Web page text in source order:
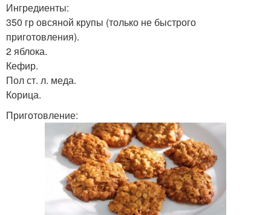
Ингредиенты:
350 гр овсяной крупы (только не быстрого
приготовления).
2 яблока.
Кефир.
Пол ст. л. меда.
Корица.
Приготовление: